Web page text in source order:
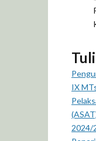
IX
2024/